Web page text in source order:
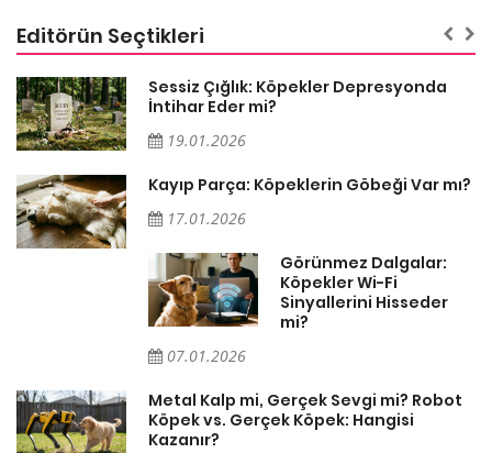
Editörün Seçtikleri
Sessiz Çığlık: Köpekler Depresyonda
İntihar Eder mi?
19.01.2026
Kayıp Parça: Köpeklerin Göbeği Var mı?
17.01.2026
Görünmez Dalgalar:
Köpekler Wi-Fi
Sinyallerini Hisseder
mi?
07.01.2026
Metal Kalp mi, Gerçek Sevgi mi? Robot
Köpek vs. Gerçek Köpek: Hangisi
Kazanır?